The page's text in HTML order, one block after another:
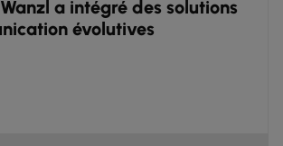
a intégré des solutions
évolutives